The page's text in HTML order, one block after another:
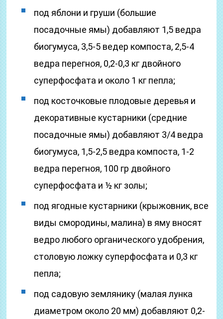
под яблони и груши (большие
посадочные ямы) добавляют 1,5 ведра
биогумуса, 3,5-5 ведер компоста, 2,5-4
ведра перегноя, 0,2-0,3 кг двойного
суперфосфата и около 1 кг пепла;
под косточковые плодовые деревья и
декоративные кустарники (средние
посадочные ямы) добавляют 3/4 ведра
биогумуса, 1,5-2,5 ведра компоста, 1-2
ведра перегноя, 100 гр двойного
суперфосфата и ½ кг золы;
под ягодные кустарники (крыжовник, все
виды смородины, малина) в яму вносят
ведро любого органического удобрения,
столовую ложку суперфосфата и 0,3 кг
пепла;
под садовую землянику (малая лунка
диаметром около 20 мм) добавляют 0,2-